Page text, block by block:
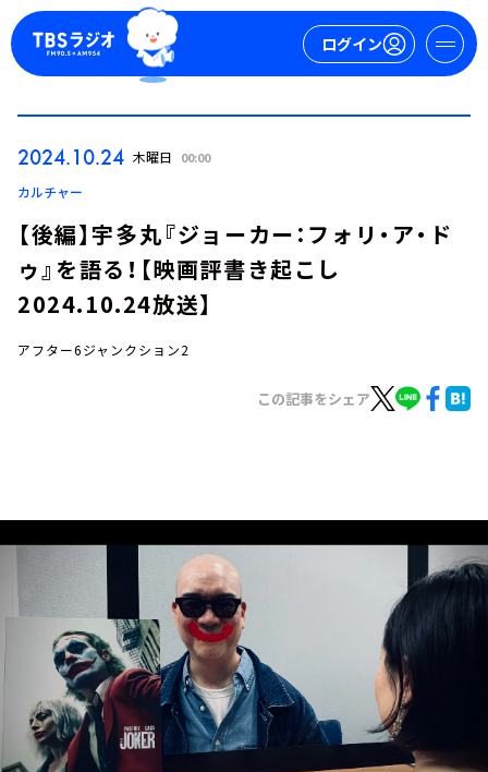
ログイン
イベント・グッズ
YouTube
会社情報
2024.10.24 木曜日 00:00
カルチャー
【後編】宇多丸『ジョーカー：フォリ・ア・ド
ゥ』を語る！【映画評書き起こし
2024.10.24放送】
アフター6ジャンクション2
この記事をシェア